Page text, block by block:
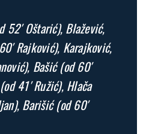
52′ Oštarić), Blažević,
Rajković), Karajković,
Bašić (od 60′
41′ Ružić), Hlača
Barišić (od 60′